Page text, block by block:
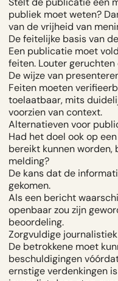
publiek moet weten?
van de vrijheid van
De feitelijke basis van
Een publicatie moet
feiten. Louter
De wijze van
Feiten moeten
toelaatbaar, mits
voorzien van context.
Alternatieven voor
Had het doel ook op
bereikt kunnen
melding?
De kans dat de
gekomen.
Als een bericht
openbaar zou zijn
beoordeling.
Zorgvuldige
De betrokkene moet
beschuldigingen
ernstige verdenkingen